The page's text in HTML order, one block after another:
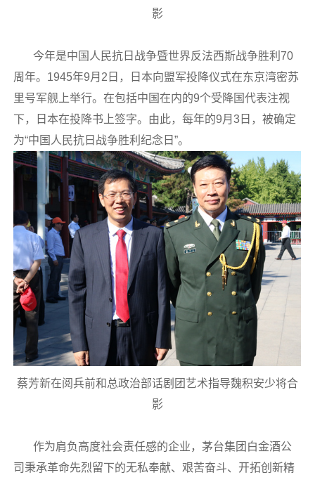
影
今年是中国人民抗日战争暨世界反法西斯战争胜利70
周年。1945年9月2日，日本向盟军投降仪式在东京湾密苏
里号军舰上举行。在包括中国在内的9个受降国代表注视
下，日本在投降书上签字。由此，每年的9月3日，被确定
为“中国人民抗日战争胜利纪念日”。
蔡芳新在阅兵前和总政治部话剧团艺术指导魏积安少将合
影
作为肩负高度社会责任感的企业，茅台集团白金酒公
司秉承革命先烈留下的无私奉献、艰苦奋斗、开拓创新精